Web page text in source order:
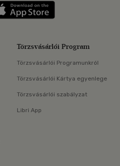
Szerezd meg: Google
Törzsvásárlói Program
Törzsvásárlói Programunkról
Törzsvásárlói Kártya egyenlege
Törzsvásárlói szabályzat
Libri App